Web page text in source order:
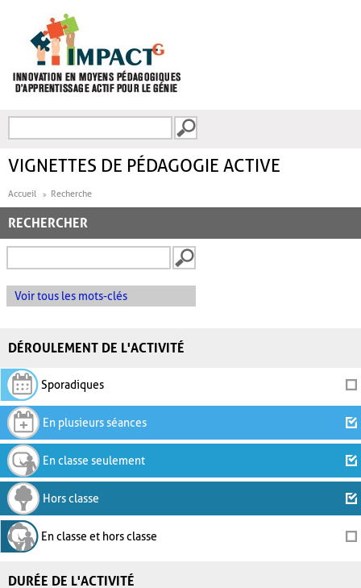
FORMULAIRE DE
VIGNETTES DE PÉDAGOGIE ACTIVE
Accueil Recherche
RECHERCHER
Voir tous les mots-clés
DÉROULEMENT DE L'ACTIVITÉ
Sporadiques
En plusieurs séances
En classe seulement
Hors classe
En classe et hors classe
DURÉE DE L'ACTIVITÉ